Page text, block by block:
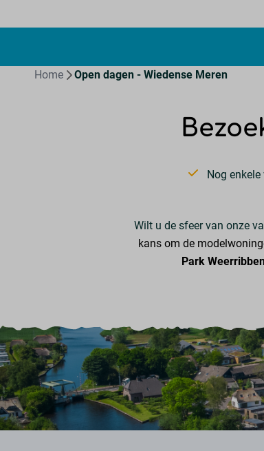
Home Open dagen - Wiedense Meren
Nog
Wilt u de sfeer van onze
kans om de
Park